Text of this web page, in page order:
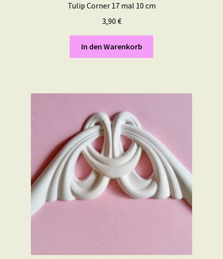
Tulip Corner 17 mal 10 cm
3,90 €
In den Warenkorb